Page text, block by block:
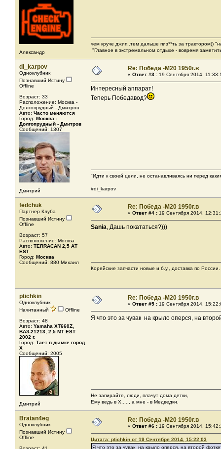
Александр
чем круче джип..тем дальше пиз**ть за трактором))
"Главное в экстремальном отдыхе - вовремя
di_karpov
Одноклубник
Познавший Истину
Offline
Возраст: 33
Расположение: Москва -
Долгопрудный - Дмитров
Авто: Часто меняются
Город: Москва -
Долгопрудный - Дмитров
Сообщений: 1307
Дмитрий
Re: Победа -М20 1950г.в
« Ответ #3 : 19 Сентября 2014,
Интересный аппарат!
Теперь Победавод?
"Идти к своей цели, не останавливаясь ни перед
#di_karpov
fedchuk
Партнер Клуба
Познавший Истину
Offline
Возраст: 57
Расположение: Москва
Авто: TERRACAN 2,5 АТ
EST
Город: Москва
Сообщений: 880 Михаил
Re: Победа -М20 1950г.в
« Ответ #4 : 19 Сентября 2014,
Sania, Дашь покататься?)))
Корейские запчасти новые и б.у., доставка по
ptichkin
Одноклубник
Начитанный
Offline
Возраст: 48
Авто: Yamaha XT660Z,
ВАЗ-21213, 2,5 МТ EST
2002 г.
Город: Тает в дымке город
Х
Сообщений: 2005
Дмитрий
Re: Победа -М20 1950г.в
« Ответ #5 : 19 Сентября 2014,
Я что это за чувак на крыло оперся, на
Не запирайте, люди, плачут дома детки,
Ему ведь в Х....., а мне - в Медведки.
Bratan4eg
Одноклубник
Познавший Истину
Offline
Re: Победа -М20 1950г.в
« Ответ #6 : 19 Сентября 2014,
Цитата: ptichkin от 19 Сентября 2014, 15:22:03
Я что это за чувак на крыло оперся, на второй